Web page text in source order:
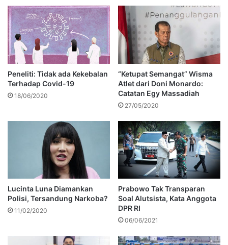
Peneliti: Tidak ada Kekebalan
Terhadap Covid-19
18/06/2020
“Ketupat Semangat” Wisma
Atlet dari Doni Monardo:
Catatan Egy Massadiah
27/05/2020
Lucinta Luna Diamankan
Polisi, Tersandung Narkoba?
11/02/2020
Prabowo Tak Transparan
Soal Alutsista, Kata Anggota
DPR RI
06/06/2021